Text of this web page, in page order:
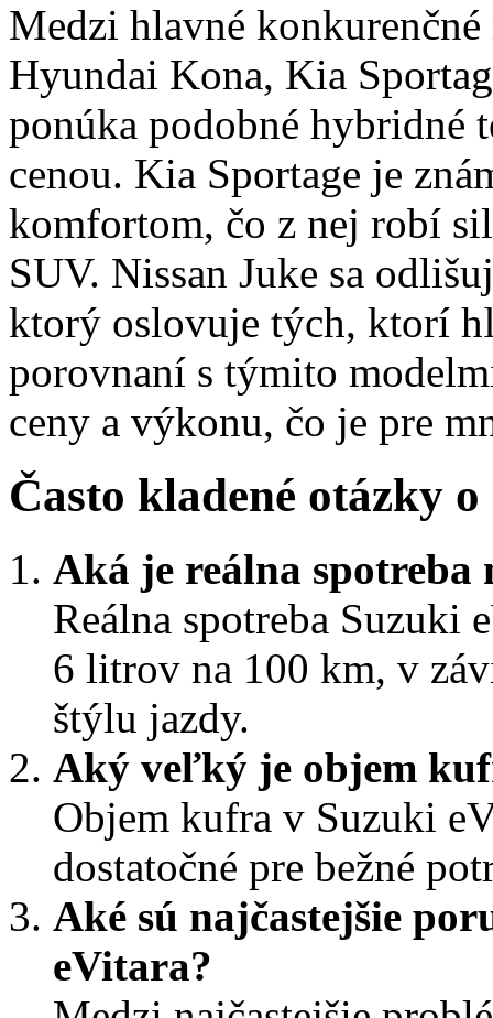
Medzi hlavné
Hyundai Kona, Kia
ponúka podobné hybridné
cenou. Kia Sportage je
komfortom, čo z nej robí
SUV. Nissan Juke sa
ktorý oslovuje tých, ktorí
porovnaní s týmito
ceny a výkonu, čo je pre
Často kladené otázky
Aká je reálna spotreba
Reálna spotreba Suzuki
6 litrov na 100 km, v
štýlu jazdy.
Aký veľký je objem
Objem kufra v Suzuki
dostatočné pre bežné
Aké sú najčastejšie
eVitara?